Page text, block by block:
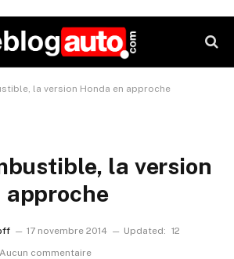
la version Honda en approche
la version
approche
17 novembre 2014 Updated: 12
Aucun commentaire